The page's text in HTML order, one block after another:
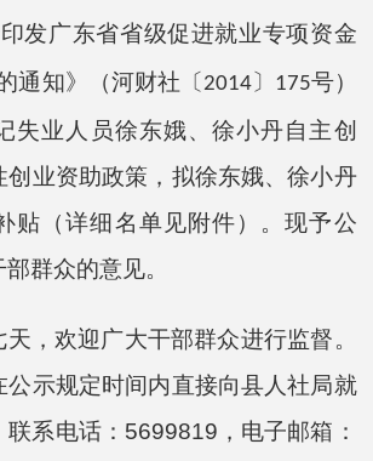
发广东省省级促进就业专项资金
通知》（河财社〔 2014〕 175号）
失业人员徐东娥、徐小丹自主创
创业资助政策，拟徐东娥、徐小丹
贴（详细名单见附件）。现予公
群众的意见。
，欢迎广大干部群众进行监督。
公示规定时间内直接向县人社局就
系电话： 5699819 ，电子邮箱：